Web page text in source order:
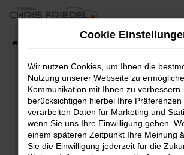
Zum
springen
Fahrzeugsuche
Fehler: Network Error
Beim Laden ist ein Fehler aufgetreten.
Hier sind ein paar Tipps, die dir
Cookie
Wir nutzen Cookies, um Ihnen die
Nutzung unserer Webseite zu
Kommunikation mit Ihnen zu
berücksichtigen hierbei Ihre Präferenzen
verarbeiten Daten für Marketing und
wenn Sie uns Ihre Einwilligung geben.
einem späteren Zeitpunkt Ihre Meinung
Sie die Einwilligung jederzeit für die